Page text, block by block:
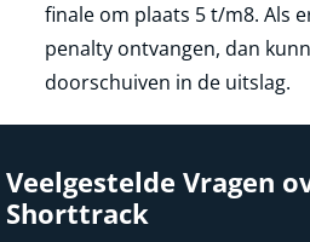
finale om plaats 5 t/m8. Als
penalty ontvangen, dan
doorschuiven in de uitslag.
Veelgestelde Vragen
Shorttrack